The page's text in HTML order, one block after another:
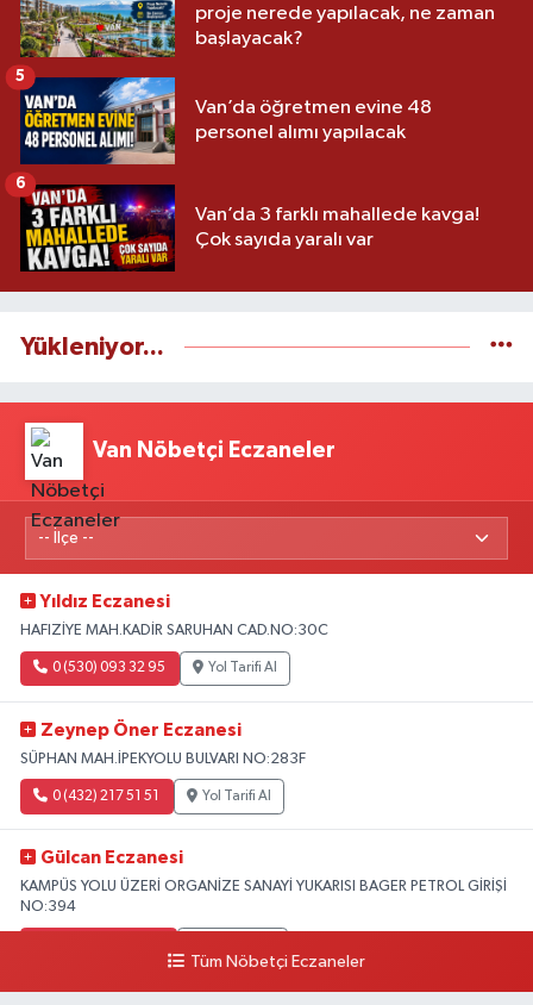
proje nerede yapılacak, ne zaman
başlayacak?
Van’da öğretmen evine 48
personel alımı yapılacak
5
Van’da 3 farklı mahallede kavga!
Çok sayıda yaralı var
6
Yükleniyor...
Van Nöbetçi Eczaneler
Yıldız Eczanesi
HAFIZİYE MAH.KADİR SARUHAN CAD.NO:30C
0 (530) 093 32 95 Yol Tarifi Al
Zeynep Öner Eczanesi
SÜPHAN MAH.İPEKYOLU BULVARI NO:283F
0 (432) 217 51 51 Yol Tarifi Al
Gülcan Eczanesi
KAMPÜS YOLU ÜZERİ ORGANİZE SANAYİ YUKARISI BAGER PETROL GİRİŞİ
NO:394
Tüm Nöbetçi Eczaneler